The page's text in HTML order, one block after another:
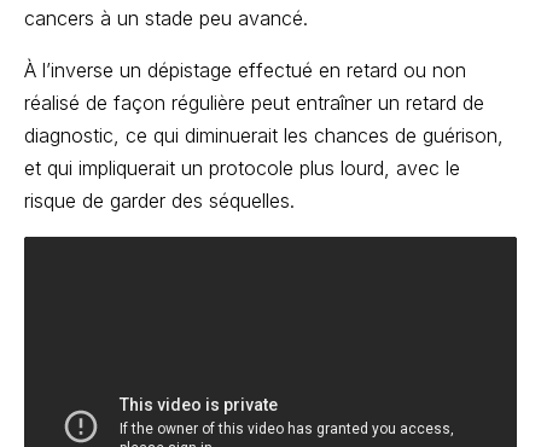
cancers à un stade peu avancé.
À l’inverse un dépistage effectué en retard ou non
réalisé de façon régulière peut entraîner un retard de
diagnostic, ce qui diminuerait les chances de guérison,
et qui impliquerait un protocole plus lourd, avec le
risque de garder des séquelles.